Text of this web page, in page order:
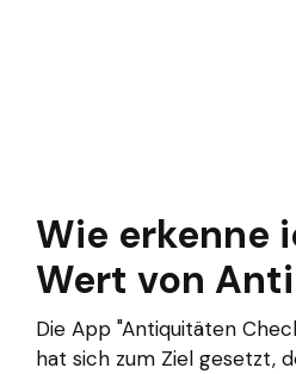
Wie erkenne
Wert von
Die App "Antiquitäten
hat sich zum Ziel gesetzt,